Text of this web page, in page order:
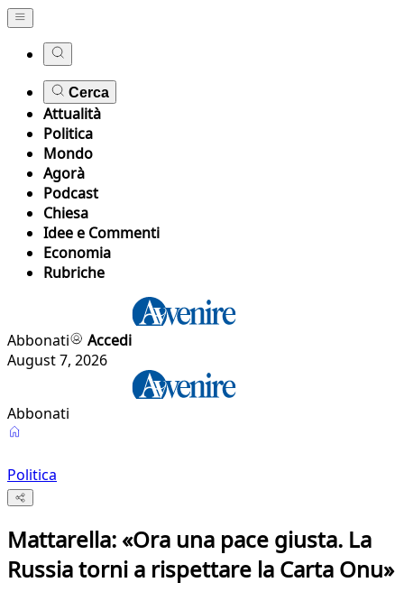
Cerca
Attualità
Politica
Mondo
Agorà
Podcast
Chiesa
Idee e Commenti
Economia
Rubriche
Abbonati
Accedi
August 7, 2026
Abbonati
Politica
Mattarella: «Ora una pace giusta. La
Russia torni a rispettare la Carta Onu»